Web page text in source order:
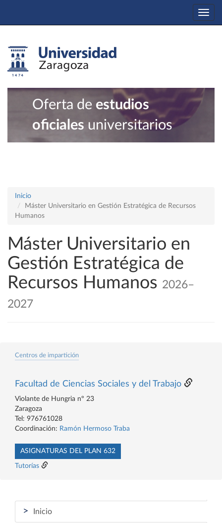
Oferta de estudios
oficiales universitarios
Inicio
Máster Universitario en Gestión Estratégica de Recursos
Humanos
Máster Universitario en
Gestión Estratégica de
Recursos Humanos 2026–
2027
Centros de impartición
Facultad de Ciencias Sociales y del Trabajo
Violante de Hungria nº 23
Zaragoza
Tel: 976761028
Coordinación: Ramón Hermoso Traba
ASIGNATURAS DEL PLAN 632
Tutorías
> Inicio